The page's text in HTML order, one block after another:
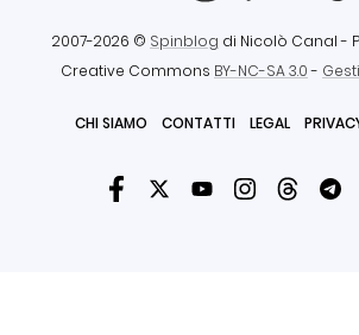
2007-2026 © Spinblog di Nicolò Canal -
Creative Commons BY-NC-SA 3.0-
CHI SIAMO CONTATTI LEGAL